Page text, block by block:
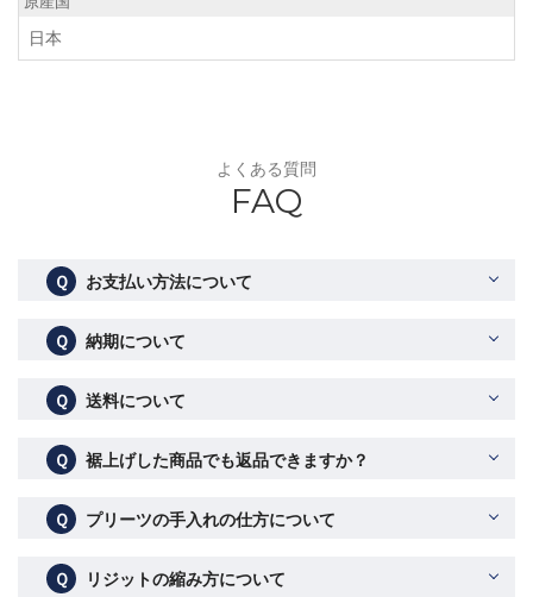
日本
よくある質問
FAQ
Ｑ お支払い方法について
Ｑ 納期について
Ｑ 送料について
Ｑ 裾上げした商品でも返品できますか？
Ｑ プリーツの手入れの仕方について
Ｑ リジットの縮み方について